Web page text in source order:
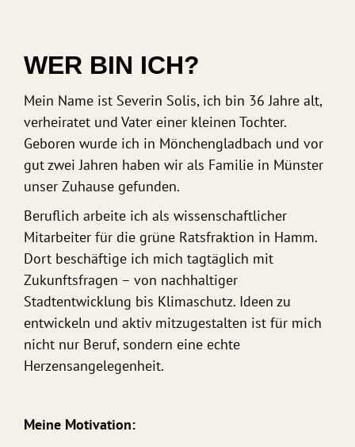
WER BIN ICH?
Mein Name ist Severin Solis, ich bin 36 Jahre alt,
verheiratet und Vater einer kleinen Tochter.
Geboren wurde ich in Mönchengladbach und vor
gut zwei Jahren haben wir als Familie in Münster
unser Zuhause gefunden.
Beruflich arbeite ich als wissenschaftlicher
Mitarbeiter für die grüne Ratsfraktion in Hamm.
Dort beschäftige ich mich tagtäglich mit
Zukunftsfragen – von nachhaltiger
Stadtentwicklung bis Klimaschutz. Ideen zu
entwickeln und aktiv mitzugestalten ist für mich
nicht nur Beruf, sondern eine echte
Herzensangelegenheit.
Meine Motivation: